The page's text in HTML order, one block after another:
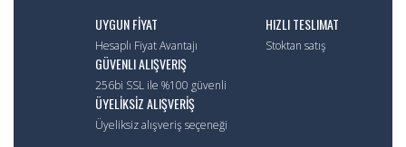
UYGUN FİYAT
Hesaplı Fiyat Avantajı
HIZLI TESLIMAT
Stoktan satış
GÜVENLI ALIŞVERIŞ
256bi SSL ile %100 güvenli
ÜYELİKSİZ ALIŞVERİŞ
Üyeliksiz alışveriş seçeneği